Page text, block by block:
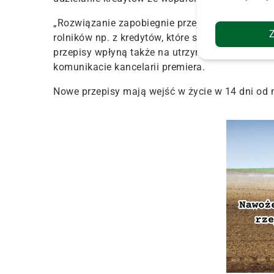
„Rozwiązanie zapobiegnie przejściowemu
rolników np. z kredytów, które są objęte
przepisy wpłyną także na utrzymanie
komunikacie kancelarii premiera.
Nowe przepisy mają wejść w życie w 14 dni od